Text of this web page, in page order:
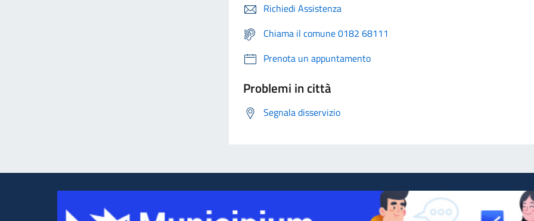
Richiedi Assistenza
Chiama il comune 0182 68111
Prenota un appuntamento
Problemi in città
Segnala disservizio